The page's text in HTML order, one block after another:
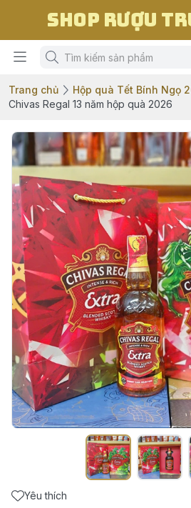
Shop Rượu
Trang chủ
Hộp quà Tết Bính Ngọ
Chivas Regal 13 năm hộp quà 2026
Yêu thích